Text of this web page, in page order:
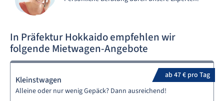
In Präfektur Hokkaido empfehlen wir
folgende Mietwagen-Angebote
ab 47 € pro Tag
Kleinstwagen
Alleine oder nur wenig Gepäck? Dann ausreichend!